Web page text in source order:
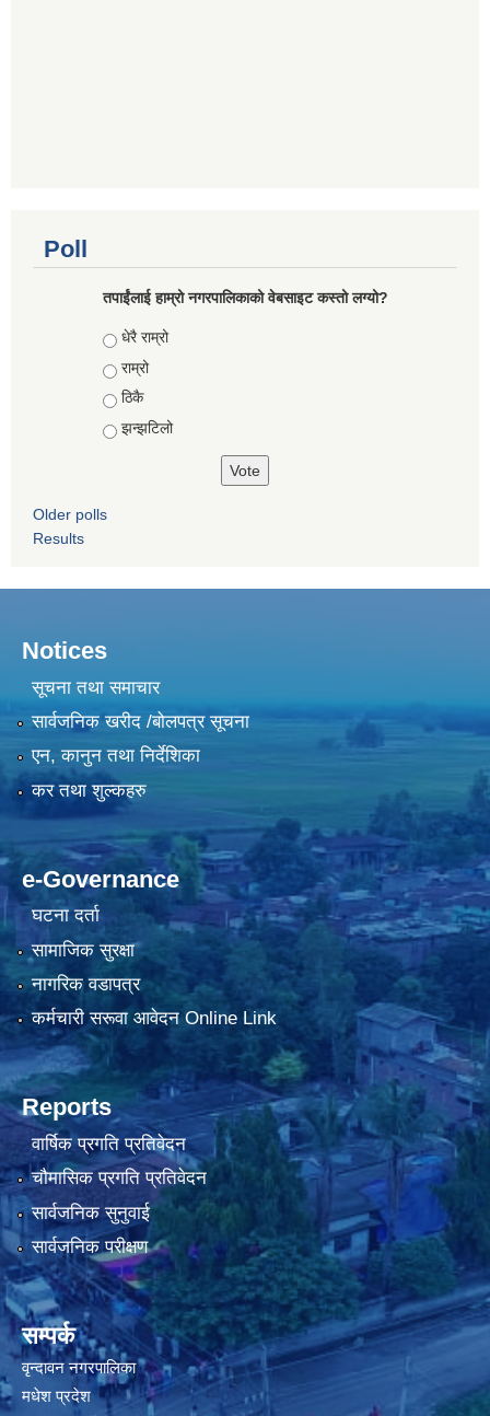
Poll
तपाईंलाई हाम्रो नगरपालिकाको वेबसाइट कस्तो लग्यो?
Choices
धेरै राम्रो
राम्रो
ठिकै
झन्झटिलो
Older polls
Results
Notices
सूचना तथा समाचार
सार्वजनिक खरीद /बोलपत्र सूचना
एन, कानुन तथा निर्देशिका
कर तथा शुल्कहरु
e-Governance
घटना दर्ता
सामाजिक सुरक्षा
नागरिक वडापत्र
कर्मचारी सरूवा आवेदन Online Link
Reports
वार्षिक प्रगति प्रतिवेदन
चौमासिक प्रगति प्रतिवेदन
सार्वजनिक सुनुवाई
सार्वजनिक परीक्षण
सम्पर्क
वृन्दावन नगरपालिका
मधेश प्रदेश